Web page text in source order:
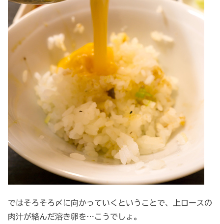
ではそろそろ〆に向かっていくということで、上ロースの
肉汁が絡んだ溶き卵を…こうでしょ。